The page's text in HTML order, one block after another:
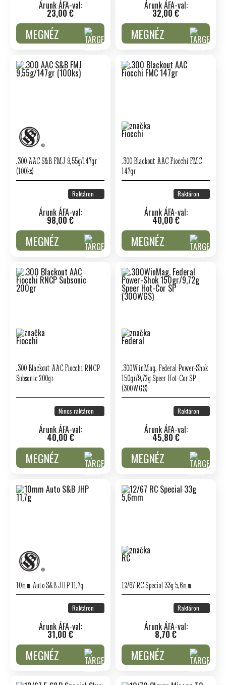
Árunk ÁFA-val:
23,00 €
MEGNÉZ
Árunk ÁFA-val:
32,00 €
MEGNÉZ
.300 AAC S&B FMJ 9,55g/147gr
(100ks)
Raktáron
Árunk ÁFA-val:
98,00 €
MEGNÉZ
.300 Blackout AAC Fiocchi FMC
147gr
Raktáron
Árunk ÁFA-val:
40,00 €
MEGNÉZ
.300 Blackout AAC Fiocchi RNCP
Subsonic 200gr
Nincs raktáron
Árunk ÁFA-val:
40,00 €
MEGNÉZ
.300WinMag. Federal Power-Shok
150gr/9,72g Speer Hot-Cor SP
(300WGS)
Raktáron
Árunk ÁFA-val:
45,80 €
MEGNÉZ
10mm Auto S&B JHP 11,7g
Raktáron
Árunk ÁFA-val:
31,00 €
MEGNÉZ
12/67 RC Special 33g 5,6mm
Raktáron
Árunk ÁFA-val:
8,70 €
MEGNÉZ